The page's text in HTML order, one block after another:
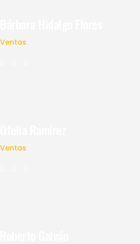
Ventas
Ventas